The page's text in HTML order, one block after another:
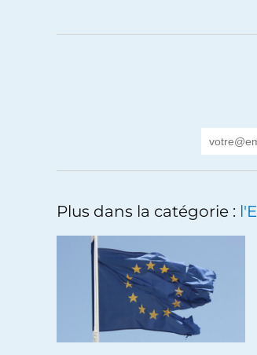
Crapaud Rouge//
Un article de Bastamag, «
(https://
l’article explique :
– « Ainsi, le PP a toujours
de son indépendance. »
– « En obtenant gain de
jusqu’alors n’emportait
– « La crise économique
corruption et à ses
« la solution ». »
Maintenant je «
Plus dans la catégorie :